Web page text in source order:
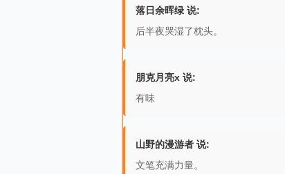
落日余晖绿 说:
后半夜哭湿了枕头。
朋克月亮x 说:
有味
山野的漫游者 说:
文笔充满力量。